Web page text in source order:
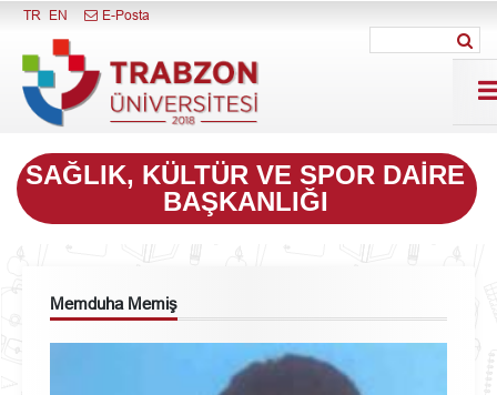
Menüyü Kapat
TR EN E-Posta
SAĞLIK, KÜLTÜR VE SPOR DAIRE
BAŞKANLIĞI
Memduha Memiş